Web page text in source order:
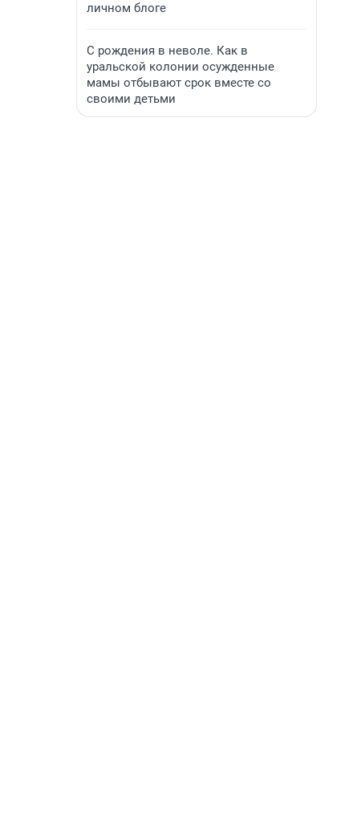
личном блоге
С рождения в неволе. Как в
уральской колонии осужденные
мамы отбывают срок вместе со
своими детьми